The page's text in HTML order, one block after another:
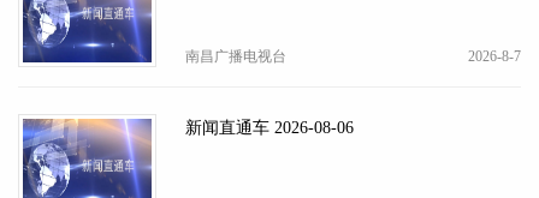
南昌广播电视台 2026-8-7
新闻直通车 2026-08-06